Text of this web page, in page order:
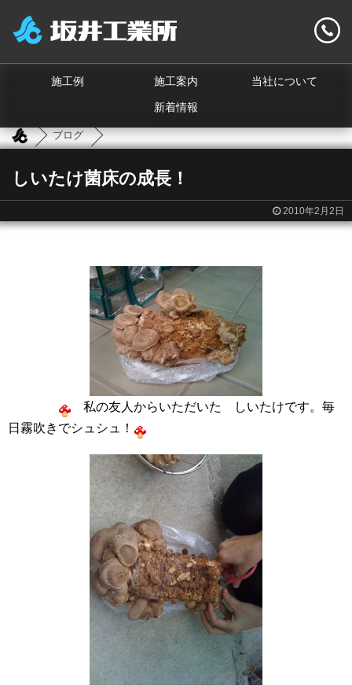
施工例 施工案内 当社について
新着情報
ブログ
しいたけ菌床の成長！
2010年2月2日
私の友人からいただいた しいたけです。毎
日霧吹きでシュシュ！